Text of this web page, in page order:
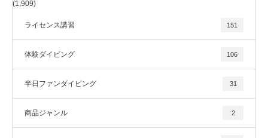
(1,909)
ライセンス講習 151
体験ダイビング 106
半日ファンダイビング 31
商品ジャンル 2